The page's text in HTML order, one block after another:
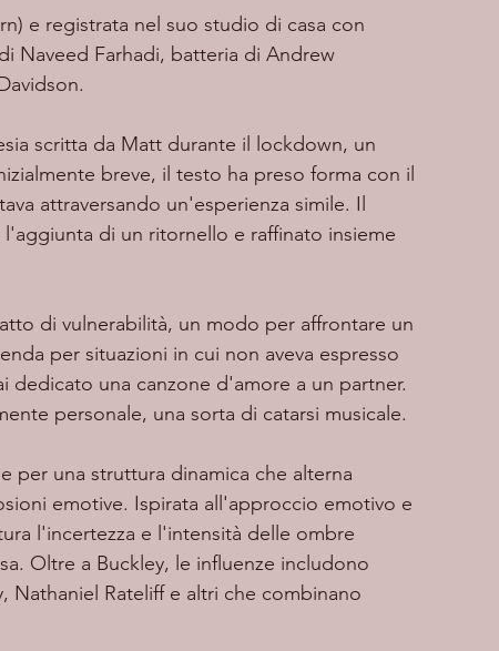
Naveed Farhadi, batteria di Andrew
breve, il testo ha preso forma con il
attraversando un'esperienza simile. Il
di un ritornello e raffinato insieme
per situazioni in cui non aveva espresso
dedicato una canzone d'amore a un partner.
personale, una sorta di catarsi musicale.
per una struttura dinamica che alterna
emotive. Ispirata all'approccio emotivo e
l'incertezza e l'intensità delle ombre
Oltre a Buckley, le influenze includono
Nathaniel Rateliff e altri che combinano